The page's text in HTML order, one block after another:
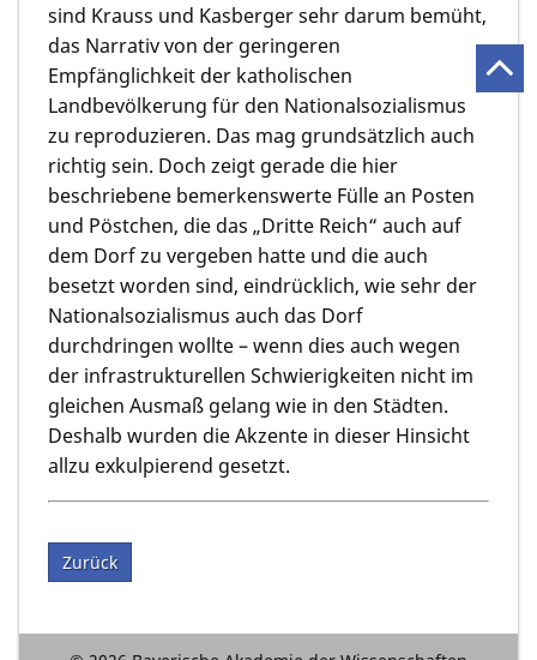
sind Krauss und Kasberger sehr darum bemüht,
das Narrativ von der geringeren
Empfänglichkeit der katholischen
Landbevölkerung für den Nationalsozialismus
zu reproduzieren. Das mag grundsätzlich auch
richtig sein. Doch zeigt gerade die hier
beschriebene bemerkenswerte Fülle an Posten
und Pöstchen, die das „Dritte Reich“ auch auf
dem Dorf zu vergeben hatte und die auch
besetzt worden sind, eindrücklich, wie sehr der
Nationalsozialismus auch das Dorf
durchdringen wollte – wenn dies auch wegen
der infrastrukturellen Schwierigkeiten nicht im
gleichen Ausmaß gelang wie in den Städten.
Deshalb wurden die Akzente in dieser Hinsicht
allzu exkulpierend gesetzt.
Zurück